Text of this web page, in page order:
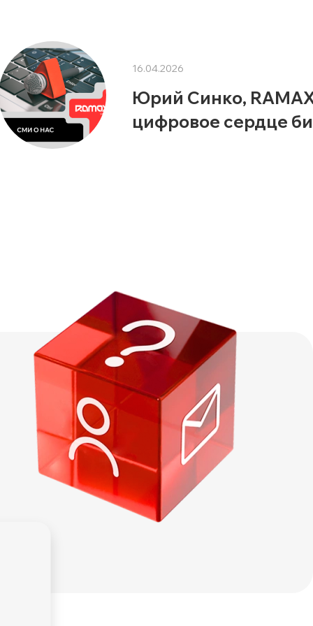
16.04.2026
Юрий Синко, RAMAX
цифровое сердце